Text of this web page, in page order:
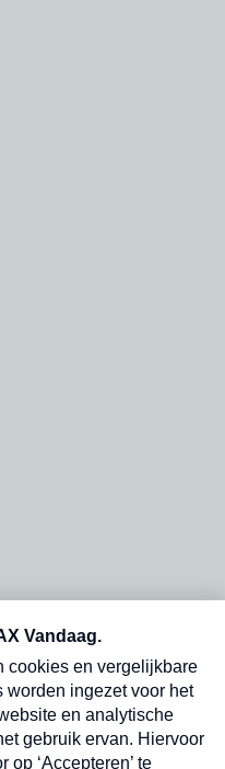
dinsdagochtend in
Verzend